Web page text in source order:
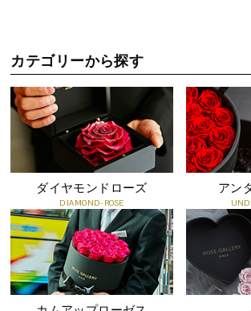
変わらない美しさが、人生を豊かにする。
部屋に飾るたび、プロポーズや記念日の感動が
り、 時が経っても想いを語り継ぐ“愛の証”と
す。
メッセージカードサービス(無料オプション)
お客様ご希望のメッセージを印字してお届け
すべての商品に無料でメッセージカードをつ
ご注文時にショッピングカート内の、「メッ
A. はい。無料でメッセージカードをお付けい
えてお贈りください。
その他のQ&Aは こちら
カテゴリーから探す
ダイヤモンドローズ
DIAMOND-ROSE
アン